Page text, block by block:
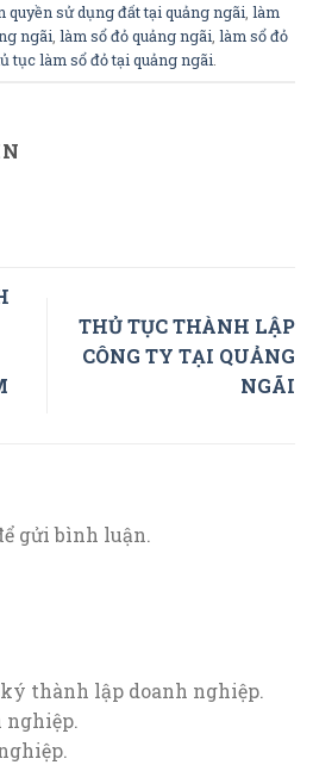
sử dụng đất tại quảng ngãi làm
ngãi làm sổ đỏ quảng ngãi làm sổ đỏ
tục làm sổ đỏ tại quảng ngãi
THỦ TỤC THÀNH LẬP
CÔNG TY TẠI QUẢNG
NGÃI
gửi bình luận.
thành lập doanh nghiệp.
nghiệp.